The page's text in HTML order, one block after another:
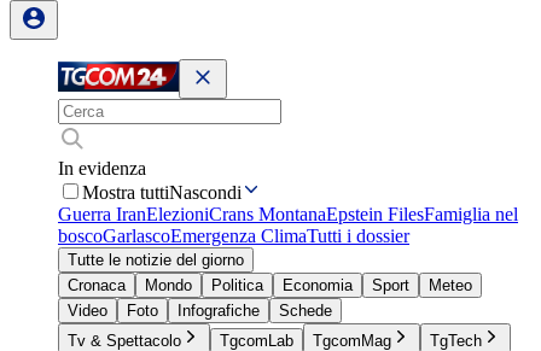
In evidenza
Mostra tuttiNascondi
Guerra IranElezioniCrans MontanaEpstein FilesFamiglia nel
boscoGarlascoEmergenza ClimaTutti i dossier
Tutte le notizie del giorno
Cronaca
Mondo Politica Economia Sport
Meteo
Video
Foto Infografiche
Schede
Tv & Spettacolo
TgcomLab TgcomMag
TgTech